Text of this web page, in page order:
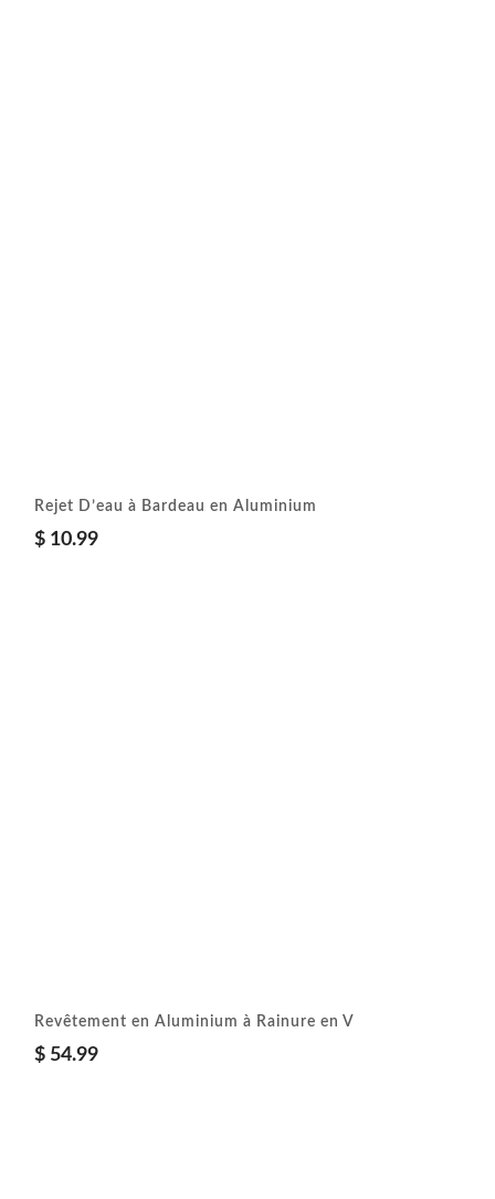
Rejet D’eau à Bardeau en Aluminium
$ 10.99
Revêtement en Aluminium à Rainure en V
$ 54.99